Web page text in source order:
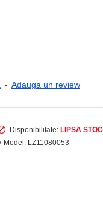
- Adauga un review
Disponibilitate: LIPSA STOC
Model: LZ11080053